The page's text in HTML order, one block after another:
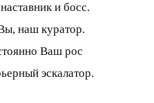
и босс.
наш куратор.
Ваш рос
эскалатор.